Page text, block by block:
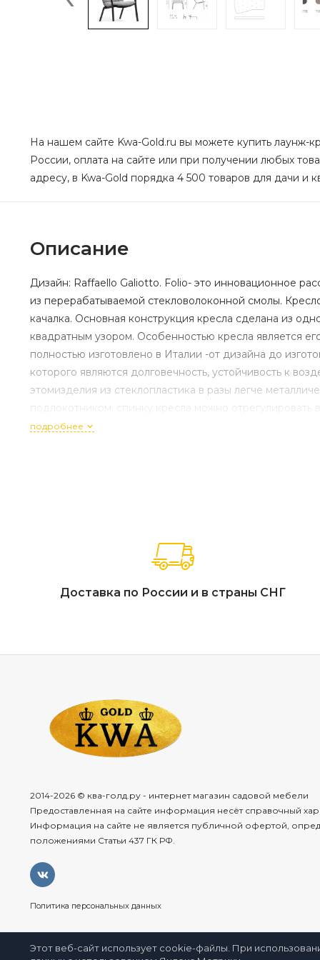
На нашем сайте Kwa-Gold.ru вы можете купить лаунж-
России, оплата на сайте или при получении любых
адресу, в Kwa-Gold порядка 4 500 товаров для дачи и
Описание
Дизайн: Raffaello Galiotto. Folio- это инновационное
из перерабатываемой стекловолоконной смолы.
качалка. Основная конструкция кресла сделана из
квадратным узором. Особенностью кресла является
полностью изготовлено в Италии -от дизайна до
которого являются долговечность, устойчивость к
этомизделия из стеклопластика в разы легче
крепитсяк спинке двумя ремнями на липучках.
подробнее
Доставка по России и в страны СНГ
2014-2026 © ква-голд.ру - интернет магазин садовой мебели
Предоставленная на сайте информация несёт справочный
Информация на сайте не является публичной офертой,
положениями Статьи 437 ГК РФ.
Политика персональных данных
Этот веб-сайт использует cookie-файлы. При